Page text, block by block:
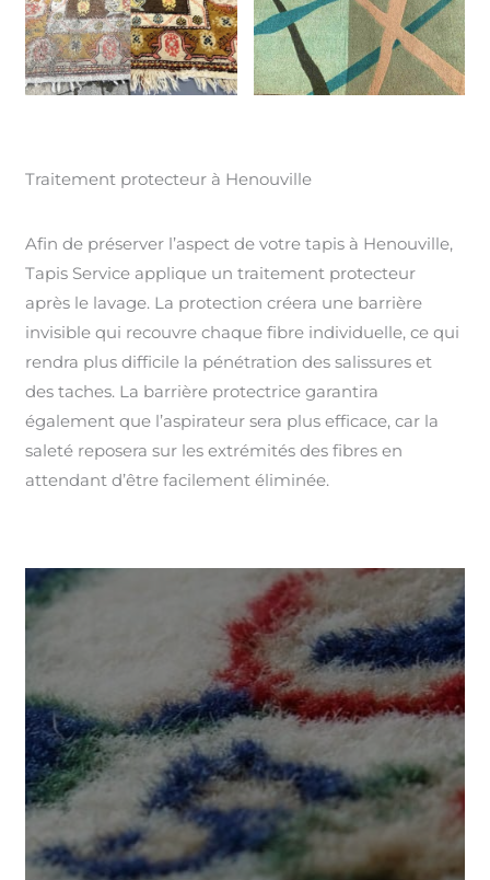
Traitement protecteur à Henouville
Afin de préserver l’aspect de votre tapis à Henouville,
Tapis Service applique un traitement protecteur
après le lavage. La protection créera une barrière
invisible qui recouvre chaque fibre individuelle, ce qui
rendra plus difficile la pénétration des salissures et
des taches. La barrière protectrice garantira
également que l’aspirateur sera plus efficace, car la
saleté reposera sur les extrémités des fibres en
attendant d’être facilement éliminée.